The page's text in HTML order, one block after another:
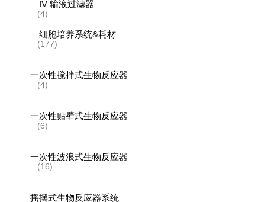
IV 输液过滤器
(4)
细胞培养系统&耗材
(177)
一次性搅拌式生物反应器
(4)
一次性贴壁式生物反应器
(6)
一次性波浪式生物反应器
(16)
摇摆式生物反应器系统